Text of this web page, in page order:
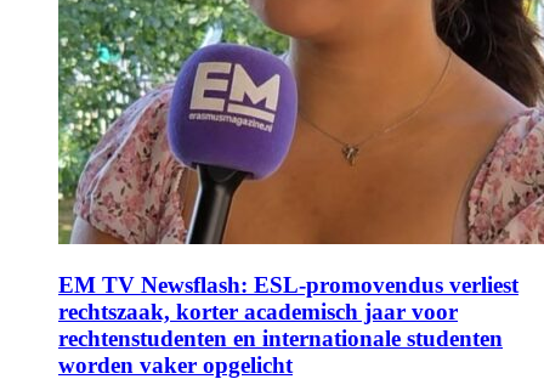
EM TV Newsflash: ESL-promovendus verliest
rechtszaak, korter academisch jaar voor
rechtenstudenten en internationale studenten
worden vaker opgelicht